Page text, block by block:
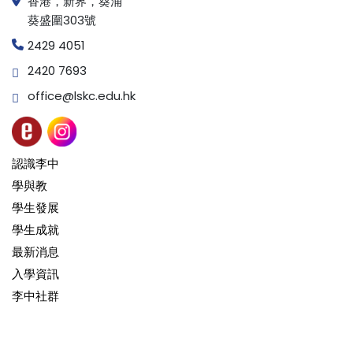
葵盛圍303號
2429 4051
2420 7693
office@lskc.edu.hk
認識李中
學與教
學生發展
學生成就
最新消息
入學資訊
李中社群